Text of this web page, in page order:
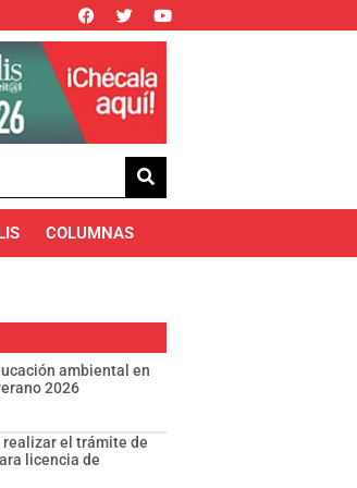
COLUMNAS
ambiental en
2026
realizar el trámite de
licencia de